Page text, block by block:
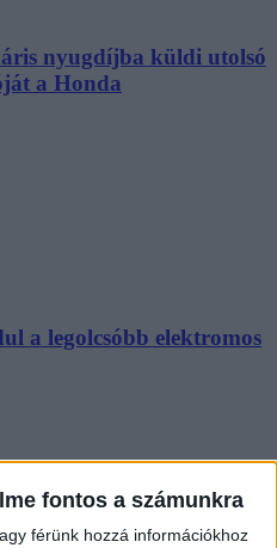
fontos a számunkra
férünk hozzá információkhoz
nyugdíjba küldi utolsó
a Honda
a legolcsóbb elektromos